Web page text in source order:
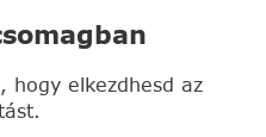
hogy elkezdhesd az